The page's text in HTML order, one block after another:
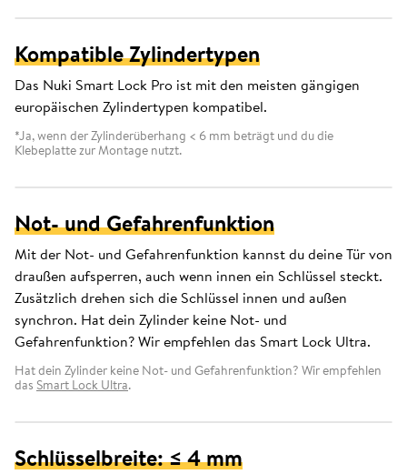
Kompatible Zylindertypen
Das Nuki Smart Lock Pro ist mit den meisten gängigen
europäischen Zylindertypen kompatibel.
*Ja, wenn der Zylinderüberhang < 6 mm beträgt und du die
Klebeplatte zur Montage nutzt.
Not- und Gefahrenfunktion
Mit der Not- und Gefahrenfunktion kannst du deine Tür von
draußen aufsperren, auch wenn innen ein Schlüssel steckt.
Zusätzlich drehen sich die Schlüssel innen und außen
synchron. Hat dein Zylinder keine Not- und
Gefahrenfunktion? Wir empfehlen das Smart Lock Ultra.
Hat dein Zylinder keine Not- und Gefahrenfunktion? Wir empfehlen
das Smart Lock Ultra.
Schlüsselbreite: ≤ 4 mm